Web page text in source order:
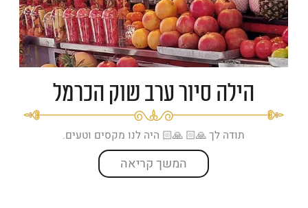
הילה סיור ערב שוק הכרמל
תודה לך 🙏🏻 🙏🏻 היה לנו מקסים וטעים.
המשך קריאה